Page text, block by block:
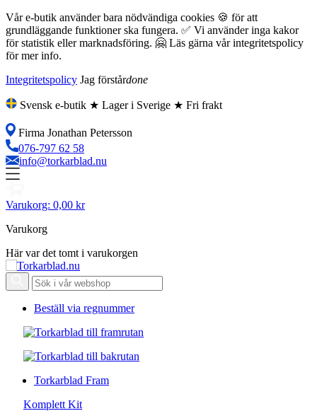
Vår e-butik använder bara nödvändiga cookies 🍪 för att
grundläggande funktioner ska fungera. ✅ Vi använder inga kakor
för statistik eller marknadsföring. 🤗 Läs gärna vår integritetspolicy
för mer info.
Integritetspolicy Jag förstårdone
Svensk e-butik ★ Lager i Sverige ★ Fri frakt
Firma Jonathan Petersson
076-797 62 58
info@torkarblad.nu
Varukorg: 0,00 kr
Varukorg
Här var det tomt i varukorgen
Beställ via regnummer
Torkarblad Fram
Komplett Kit